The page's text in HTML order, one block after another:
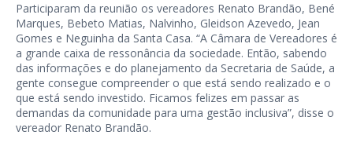
Participaram da reunião os vereadores Renato Brandão, Bené
Marques, Bebeto Matias, Nalvinho, Gleidson Azevedo, Jean
Gomes e Neguinha da Santa Casa. “A Câmara de Vereadores é
a grande caixa de ressonância da sociedade. Então, sabendo
das informações e do planejamento da Secretaria de Saúde, a
gente consegue compreender o que está sendo realizado e o
que está sendo investido. Ficamos felizes em passar as
demandas da comunidade para uma gestão inclusiva”, disse o
vereador Renato Brandão.